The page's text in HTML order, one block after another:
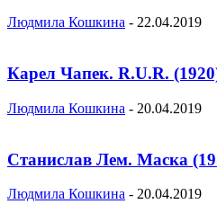
Людмила Кошкина - 22.04.2019
Карел Чапек. R.U.R.
Людмила Кошкина - 20.04.2019
Станислав Лем. Маска
Людмила Кошкина - 20.04.2019